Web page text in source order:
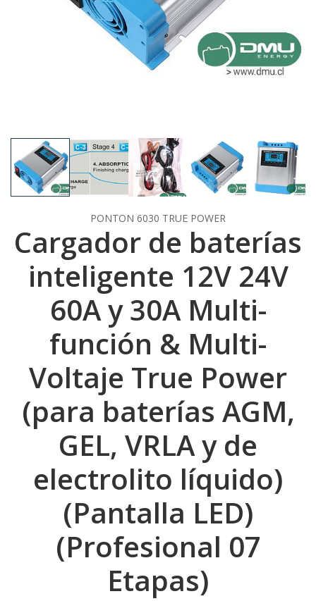
PONTON 6030 TRUE POWER
Cargador de baterías
inteligente 12V 24V
60A y 30A Multi-
función & Multi-
Voltaje True Power
(para baterías AGM,
GEL, VRLA y de
electrolito líquido)
(Pantalla LED)
(Profesional 07
Etapas)